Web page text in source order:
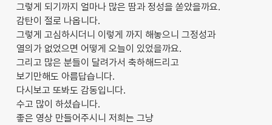
그렇게 되기까지 얼마나 많은 땀과 정성을 쏟았을까요.
감탄이 절로 나옵니다.
그렇게 고심하시더니 이렇게 까지 해놓으니 그정성과
열의가 없었으면 어떻게 오늘이 있었을까요.
그리고 많은 분들이 달려가서 축하해드리고
보기만해도 아름답습니다.
다시보고 또봐도 감동입니다.
수고 많이 하셨습니다.
좋은 영상 만들어주시니 저희는 그냥